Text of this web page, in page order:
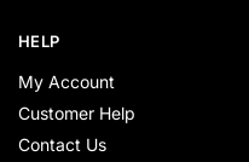
HELP
My Account
Customer Help
Contact Us